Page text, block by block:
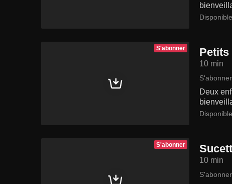
S'abonner Petits
10 min
S'abonner
Deux
S'abonner
10 min
S'abonner